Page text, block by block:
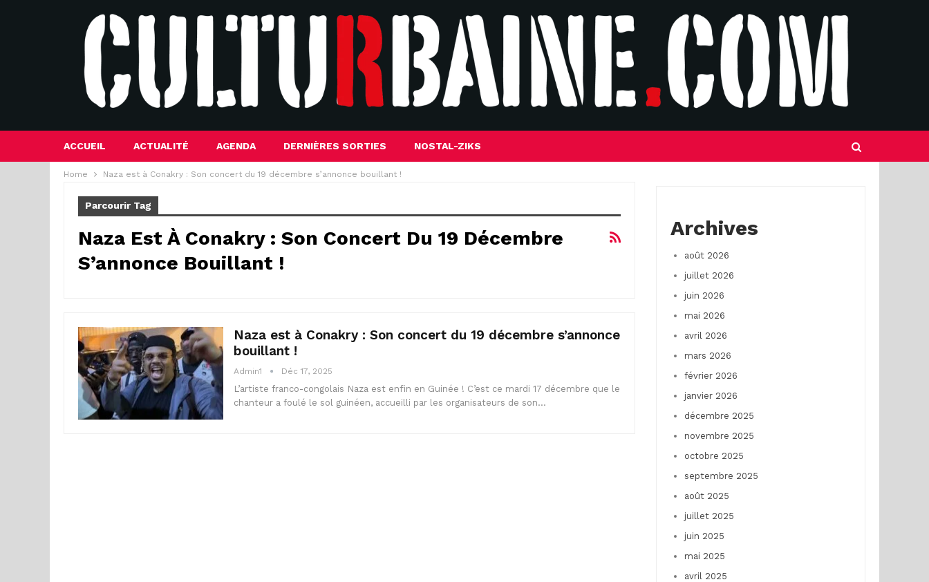
ACCUEIL ACTUALITÉ AGENDA DERNIÈRES SORTIES NOSTAL-ZIKS
Home Naza est à Conakry : Son concert du 19 décembre s’annonce bouillant !
Parcourir Tag
Naza Est À Conakry : Son Concert Du 19 Décembre
S’annonce Bouillant !
Naza est à Conakry : Son concert du 19 décembre s’annonce
bouillant !
Admin1 Déc 17, 2025
L’artiste franco-congolais Naza est enfin en Guinée ! C’est ce mardi 17 décembre que le
chanteur a foulé le sol guinéen, accueilli par les organisateurs de son…
Archives
août 2026
juillet 2026
juin 2026
mai 2026
avril 2026
mars 2026
février 2026
janvier 2026
décembre 2025
novembre 2025
octobre 2025
septembre 2025
août 2025
juillet 2025
juin 2025
mai 2025
avril 2025